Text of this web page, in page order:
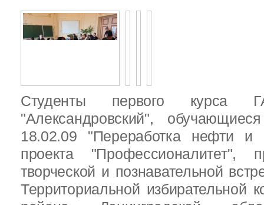
Студенты первого
"Александровский",
18.02.09 "Переработка нефти и
проекта "Профессионалитет",
творческой и познавательной
Территориальной избирательной